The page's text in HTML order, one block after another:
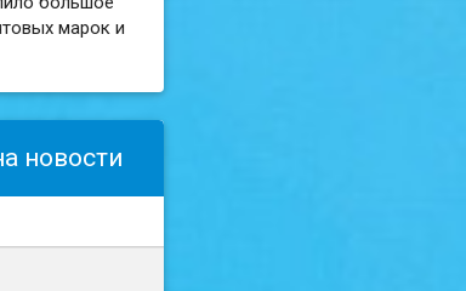
марок и
новости